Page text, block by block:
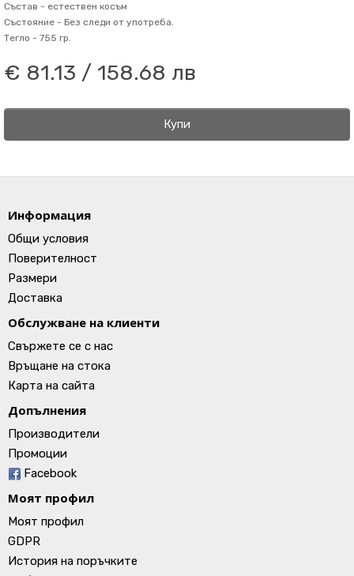
Състав - естествен косъм
Състояние - Без следи от употреба.
Тегло - 755 гр.
€ 81.13 / 158.68 лв
Купи
Информация
Общи условия
Поверителност
Размери
Доставка
Обслужване на клиенти
Свържете се с нас
Връщане на стока
Карта на сайта
Допълнения
Производители
Промоции
Facebook
Моят профил
Моят профил
GDPR
История на поръчките